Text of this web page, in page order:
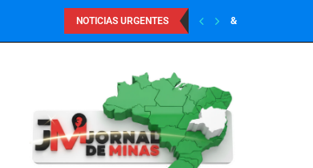
NOTICIAS URGENTES &